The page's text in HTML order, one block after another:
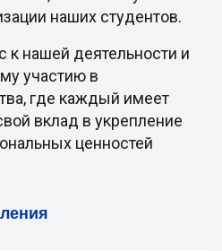
наших студентов.
к нашей деятельности и
участию в
где каждый имеет
вклад в укрепление
ценностей